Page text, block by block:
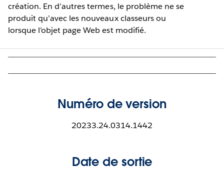
création. En d’autres termes, le problème ne se
produit qu’avec les nouveaux classeurs ou
lorsque l’objet page Web est modifié.
Numéro de version
20233.24.0314.1442
Date de sortie